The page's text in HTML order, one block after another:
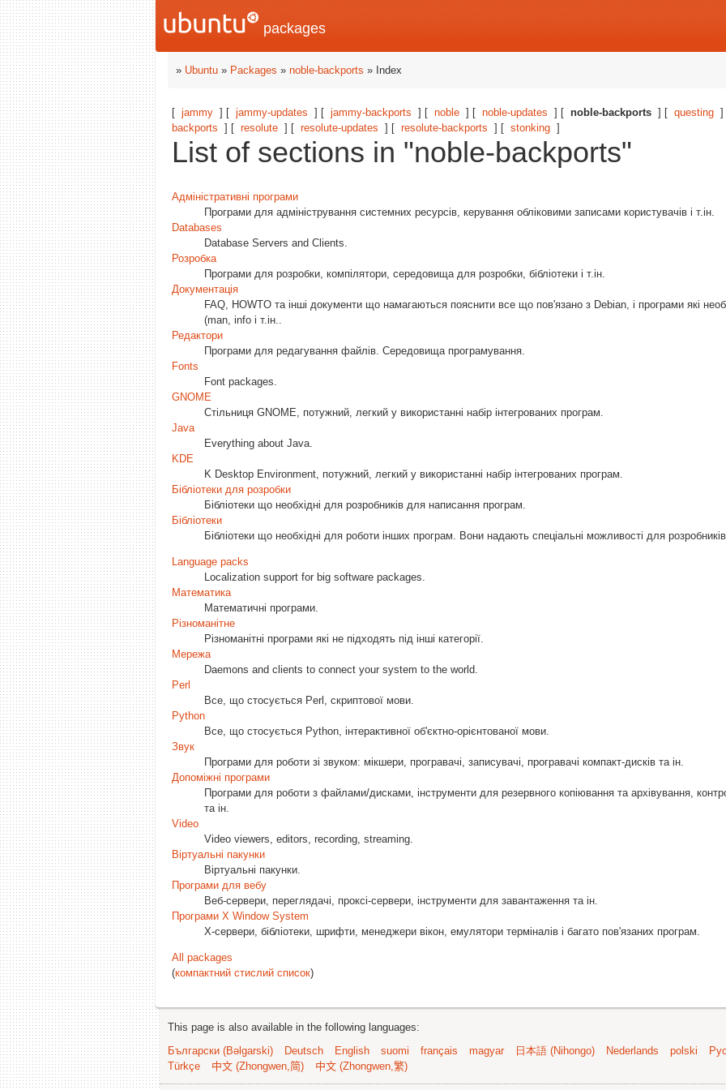
packages
» Ubuntu » Packages » noble-backports » Index
[ jammy ] [ jammy-updates ] [ jammy-backports ] [ noble ] [ noble-updates ] [ noble-backports ] [ questing
backports ] [ resolute ] [ resolute-updates ] [ resolute-backports ] [ stonking ]
List of sections in "noble-backports"
Адміністративні програми
Програми для адміністрування системних ресурсів, керування обліковими записами користувачів і т.ін.
Databases
Database Servers and Clients.
Розробка
Програми для розробки, компілятори, середовища для розробки, бібліотеки і т.ін.
Документація
FAQ, HOWTO та інші документи що намагаються пояснити все що пов'язано з Debian, і програми які
(man, info і т.ін..
Редактори
Програми для редагування файлів. Середовища програмування.
Fonts
Font packages.
GNOME
Стільниця GNOME, потужний, легкий у використанні набір інтегрованих програм.
Java
Everything about Java.
KDE
K Desktop Environment, потужний, легкий у використанні набір інтегрованих програм.
Бібліотеки для розробки
Бібліотеки що необхідні для розробників для написання програм.
Бібліотеки
Бібліотеки що необхідні для роботи інших програм. Вони надають спеціальні можливості для
Language packs
Localization support for big software packages.
Математика
Математичні програми.
Різноманітне
Різноманітні програми які не підходять під інші категорії.
Мережа
Daemons and clients to connect your system to the world.
Perl
Все, що стосується Perl, скриптової мови.
Python
Все, що стосується Python, інтерактивної об'єктно-орієнтованої мови.
Звук
Програми для роботи зі звуком: мікшери, програвачі, записувачі, програвачі компакт-дисків та ін.
Допоміжні програми
Програми для роботи з файлами/дисками, інструменти для резервного копіювання та архівування,
та ін.
Video
Video viewers, editors, recording, streaming.
Віртуальні пакунки
Віртуальні пакунки.
Програми для вебу
Веб-сервери, переглядачі, проксі-сервери, інструменти для завантаження та ін.
Програми X Window System
X-сервери, бібліотеки, шрифти, менеджери вікон, емулятори терміналів і багато пов'язаних програм.
All packages
(компактний стислий список)
This page is also available in the following languages:
Български (Bəlgarski)
Deutsch English suomi français magyar 日本語 (Nihongo) Nederlands polski
Türkçe
中文 (Zhongwen,简) 中文 (Zhongwen,繁)